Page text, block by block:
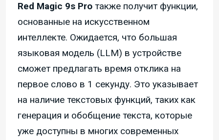
Red Magic 9s Pro также получит функции,
основанные на искусственном
интеллекте. Ожидается, что большая
языковая модель (LLM) в устройстве
сможет предлагать время отклика на
первое слово в 1 секунду. Это указывает
на наличие текстовых функций, таких как
генерация и обобщение текста, которые
уже доступны в многих современных